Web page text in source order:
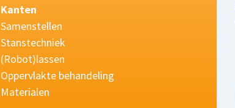
Kanten
Samenstellen
Stanstechniek
(Robot)lassen
Oppervlakte behandeling
Materialen